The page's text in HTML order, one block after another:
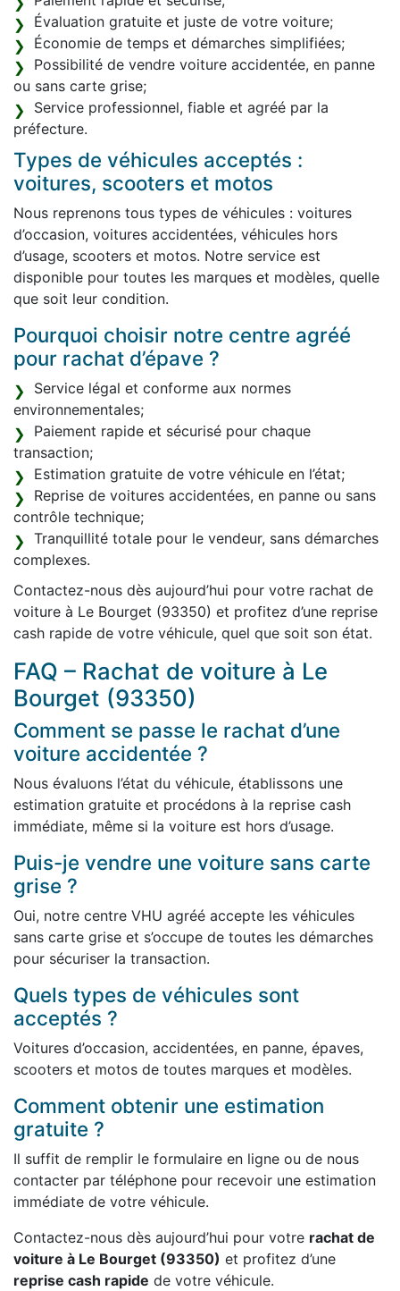
Évaluation gratuite et juste de votre voiture;
Économie de temps et démarches simplifiées;
Possibilité de vendre voiture accidentée, en panne
ou sans carte grise;
Service professionnel, fiable et agréé par la
préfecture.
Types de véhicules acceptés :
voitures, scooters et motos
Nous reprenons tous types de véhicules : voitures
d’occasion, voitures accidentées, véhicules hors
d’usage, scooters et motos. Notre service est
disponible pour toutes les marques et modèles, quelle
que soit leur condition.
Pourquoi choisir notre centre agréé
pour rachat d’épave ?
Service légal et conforme aux normes
environnementales;
Paiement rapide et sécurisé pour chaque
transaction;
Estimation gratuite de votre véhicule en l’état;
Reprise de voitures accidentées, en panne ou sans
contrôle technique;
Tranquillité totale pour le vendeur, sans démarches
complexes.
Contactez-nous dès aujourd’hui pour votre rachat de
voiture à Le Bourget (93350) et profitez d’une reprise
cash rapide de votre véhicule, quel que soit son état.
FAQ – Rachat de voiture à Le
Bourget (93350)
Comment se passe le rachat d’une
voiture accidentée ?
Nous évaluons l’état du véhicule, établissons une
estimation gratuite et procédons à la reprise cash
immédiate, même si la voiture est hors d’usage.
Puis-je vendre une voiture sans carte
grise ?
Oui, notre centre VHU agréé accepte les véhicules
sans carte grise et s’occupe de toutes les démarches
pour sécuriser la transaction.
Quels types de véhicules sont
acceptés ?
Voitures d’occasion, accidentées, en panne, épaves,
scooters et motos de toutes marques et modèles.
Comment obtenir une estimation
gratuite ?
Il suffit de remplir le formulaire en ligne ou de nous
contacter par téléphone pour recevoir une estimation
immédiate de votre véhicule.
Contactez-nous dès aujourd’hui pour votre rachat de
voiture à Le Bourget (93350) et profitez d’une
reprise cash rapide de votre véhicule.